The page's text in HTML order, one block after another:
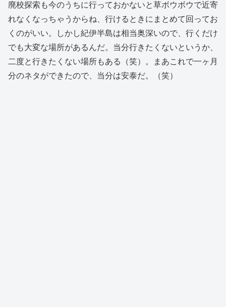
廃校探索も今のうちに行っておかないと草ボウボウで近寄
れなくなっちゃうからね、行けるときにまとめて回ってお
くのがいい。しかし紀伊半島は相当奥深いので、行くだけ
でも大変な場所があるんだ。当分行きたくないというか、
二度と行きたくない場所もある（笑）。まあこれで一ヶ月
分のネタができたので、当分は安泰だ。（笑）